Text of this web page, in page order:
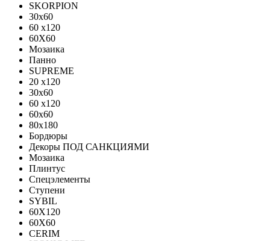
SKORPION
30х60
60 x120
60X60
Мозаика
Панно
SUPREME
20 x120
30x60
60 x120
60x60
80x180
Бордюры
Декоры ПОД САНКЦИЯМИ
Мозаика
Плинтус
Спецэлементы
Ступени
SYBIL
60X120
60X60
CERIM